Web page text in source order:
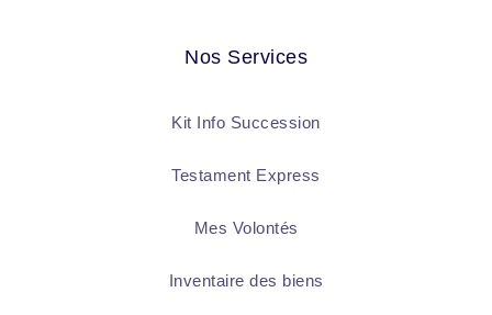
Nos Services
Kit Info Succession
Testament Express
Mes Volontés
Inventaire des biens